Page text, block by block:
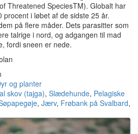
Threatened SpeciesTM). Globalt har
i løbet af de sidste 25 år.
på flere måder. Dets parasitter som
talrige i nord, og adgangen til mad
fordi sneen er nede.
og planter
skov (tajga), Slædehunde, Pelagiske
, Jærv, Frøbank på Svalbard,